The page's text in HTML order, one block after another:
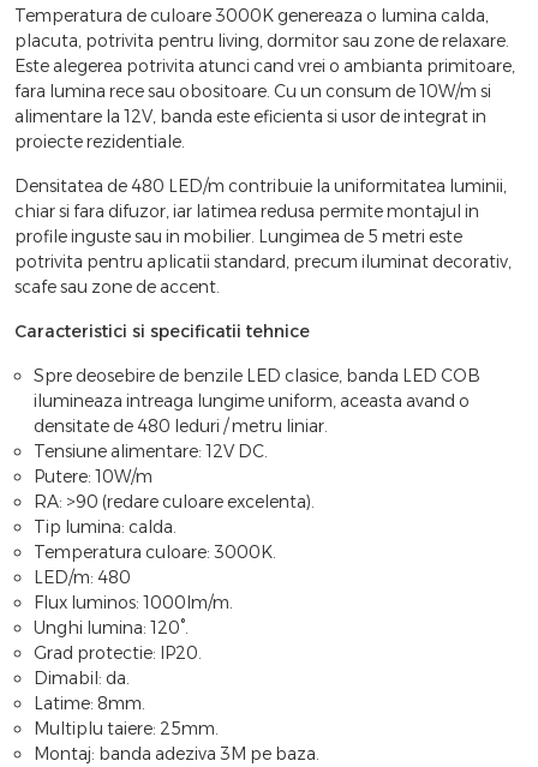
Temperatura de culoare 3000K genereaza o lumina calda,
placuta, potrivita pentru living, dormitor sau zone de relaxare.
Este alegerea potrivita atunci cand vrei o ambianta primitoare,
fara lumina rece sau obositoare. Cu un consum de 10W/m si
alimentare la 12V, banda este eficienta si usor de integrat in
proiecte rezidentiale.
Densitatea de 480 LED/m contribuie la uniformitatea luminii,
chiar si fara difuzor, iar latimea redusa permite montajul in
profile inguste sau in mobilier. Lungimea de 5 metri este
potrivita pentru aplicatii standard, precum iluminat decorativ,
scafe sau zone de accent.
Caracteristici si specificatii tehnice
Spre deosebire de benzile LED clasice, banda LED COB
ilumineaza intreaga lungime uniform, aceasta avand o
densitate de 480 leduri / metru liniar.
Tensiune alimentare: 12V DC.
Putere: 10W/m
RA: >90 (redare culoare excelenta).
Tip lumina: calda.
Temperatura culoare: 3000K.
LED/m: 480
Flux luminos: 1000lm/m.
Unghi lumina: 120°.
Grad protectie: IP20.
Dimabil: da.
Latime: 8mm.
Multiplu taiere: 25mm.
Montaj: banda adeziva 3M pe baza.